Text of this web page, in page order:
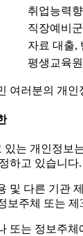
취업능력
직장예비
자료 대출,
평생교육
여러분의 개
있는 개인정보
하고 있습니다.
및 다른 기관
보주체 또는
또는 정보주체